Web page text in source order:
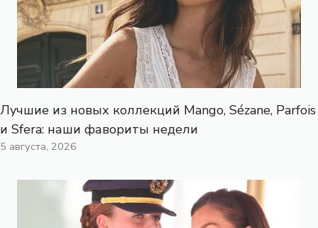
Лучшие из новых коллекций Mango, Sézane, Parfois
и Sfera: наши фавориты недели
5 августа, 2026